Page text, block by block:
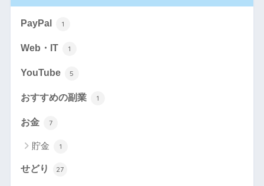
PayPal 1
Web・IT 1
YouTube 5
おすすめの副業 1
お金 7
貯金 1
せどり 27